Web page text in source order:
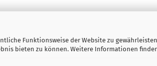
Funktionsweise der Website zu
bieten zu können. Weitere Informationen